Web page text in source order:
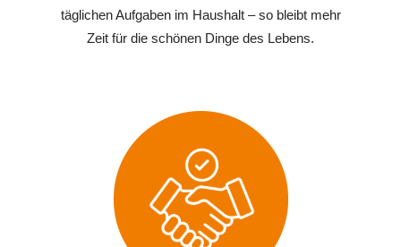
täglichen Aufgaben im Haushalt – so bleibt mehr
Zeit für die schönen Dinge des Lebens.